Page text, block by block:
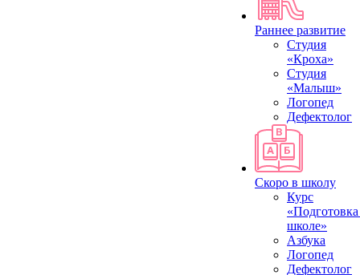
Раннее развитие
Студия
«Кроха»
Студия
«Малыш»
Логопед
Дефектолог
Скоро в школу
Курс
школе»
Азбука
Логопед
Дефектолог